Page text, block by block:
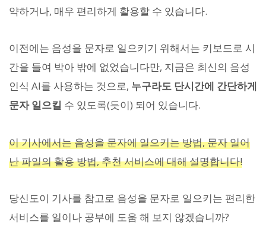
약하거나, 매우 편리하게 활용할 수 있습니다.
이전에는 음성을 문자로 일으키기 위해서는 키보드로 시
간을 들여 박아 밖에 없었습니다만, 지금은 최신의 음성
인식 AI를 사용하는 것으로, 누구라도 단시간에 간단하게
문자 일으킬 수 있도록(듯이) 되어 있습니다.
이 기사에서는 음성을 문자에 일으키는 방법, 문자 일어
난 파일의 활용 방법, 추천 서비스에 대해 설명합니다!
당신도이 기사를 참고로 음성을 문자로 일으키는 편리한
서비스를 일이나 공부에 도움 해 보지 않겠습니까?